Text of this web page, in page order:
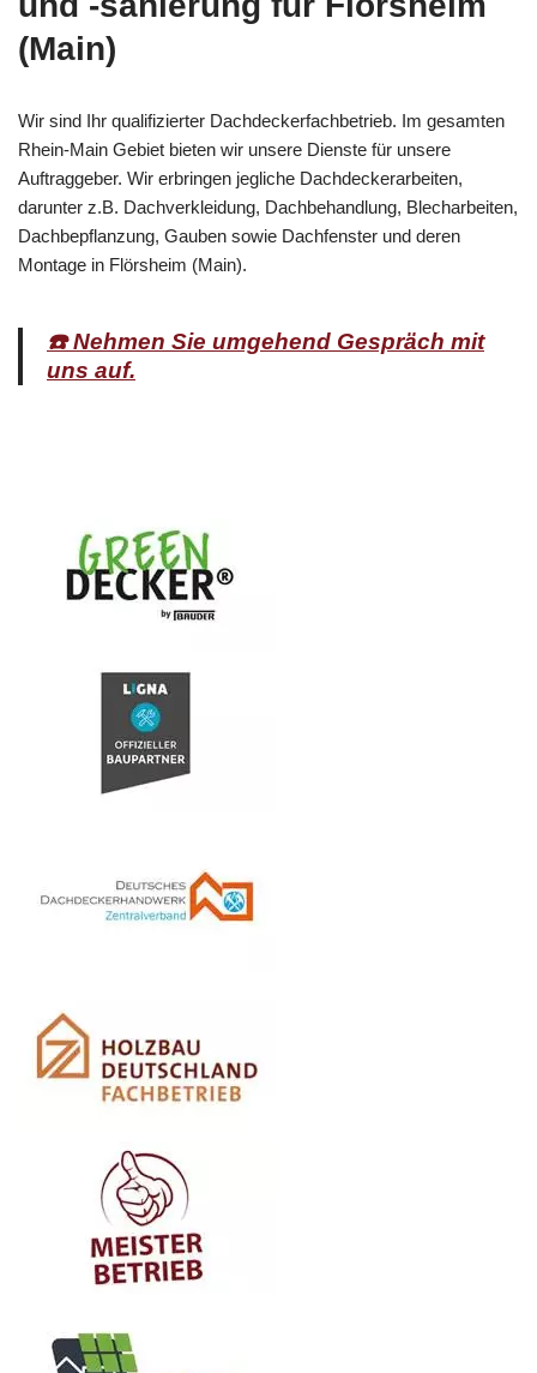
(Main)
Wir sind Ihr qualifizierter Dachdeckerfachbetrieb. Im gesamten
Rhein-Main Gebiet bieten wir unsere Dienste für unsere
Auftraggeber. Wir erbringen jegliche Dachdeckerarbeiten,
darunter z.B. Dachverkleidung, Dachbehandlung, Blecharbeiten,
Dachbepflanzung, Gauben sowie Dachfenster und deren
Montage in Flörsheim (Main).
☎️ Nehmen Sie umgehend Gespräch mit
uns auf.